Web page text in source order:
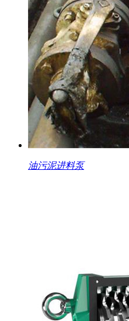
油污泥进料泵